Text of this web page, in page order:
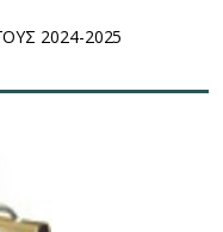
2024-2025